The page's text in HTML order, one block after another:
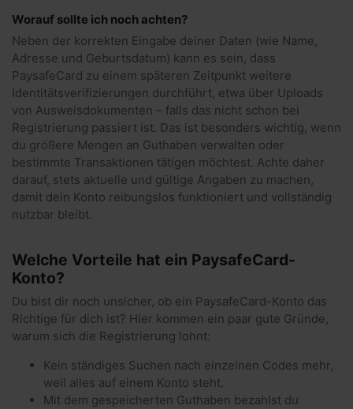
Worauf sollte ich noch achten?
Neben der korrekten Eingabe deiner Daten (wie Name,
Adresse und Geburtsdatum) kann es sein, dass
PaysafeCard zu einem späteren Zeitpunkt weitere
Identitätsverifizierungen durchführt, etwa über Uploads
von Ausweisdokumenten – falls das nicht schon bei
Registrierung passiert ist. Das ist besonders wichtig, wenn
du größere Mengen an Guthaben verwalten oder
bestimmte Transaktionen tätigen möchtest. Achte daher
darauf, stets aktuelle und gültige Angaben zu machen,
damit dein Konto reibungslos funktioniert und vollständig
nutzbar bleibt.
Welche Vorteile hat ein PaysafeCard-
Konto?
Du bist dir noch unsicher, ob ein PaysafeCard-Konto das
Richtige für dich ist? Hier kommen ein paar gute Gründe,
warum sich die Registrierung lohnt:
Kein ständiges Suchen nach einzelnen Codes mehr,
weil alles auf einem Konto steht.
Mit dem gespeicherten Guthaben bezahlst du